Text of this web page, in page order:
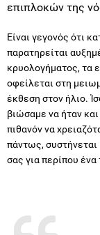
επιπλοκών της
Είναι γεγονός ότι
παρατηρείται
κρυολογήματος, τα
οφείλεται στη
έκθεση στον ήλιο.
βιώσαμε να ήταν
πιθανόν να
πάντως, συστήνεται
σας για περίπου ένα